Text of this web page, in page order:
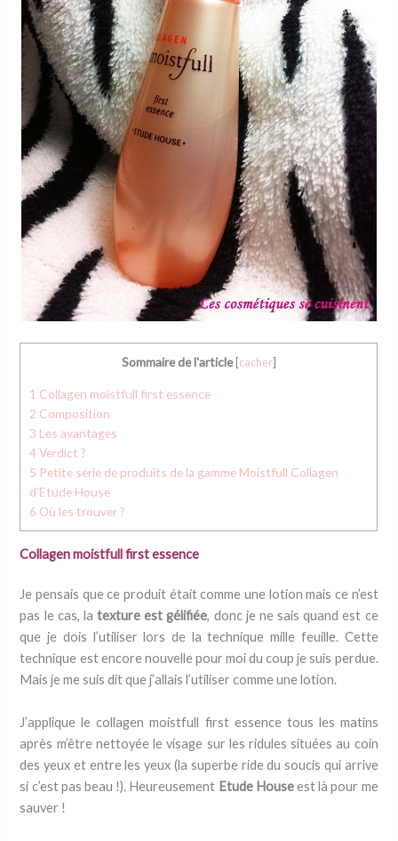
Sommaire de l'article [cacher]
1 Collagen moistfull first essence
2 Composition
3 Les avantages
4Verdict ?
5 Petite série de produits de la gamme Moistfull Collagen
d’Etude House
6 Où les trouver ?
Collagen moistfull first essence
Je pensais que ce produit était comme une lotion mais ce n’est
pas le cas, latexture est gélifiée, donc je ne sais quand est ce
que je dois l’utiliser lors de la technique mille feuille. Cette
technique est encore nouvelle pour moi du coup je suis perdue.
Mais je me suis dit que j’allais l’utiliser comme une lotion.
J’applique le collagen moistfull first essence tous les matins
après m’être nettoyée le visage sur les ridules situées au coin
des yeux et entre les yeux (la superbe ride du soucis qui arrive
si c’est pas beau !). Heureusement Etude Houseest là pour me
sauver !